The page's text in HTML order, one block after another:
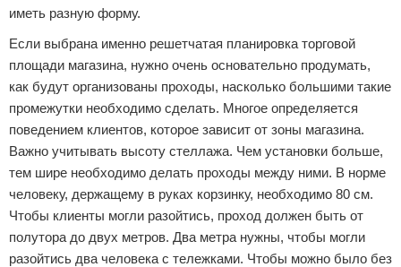
иметь разную форму.
Если выбрана именно решетчатая планировка торговой
площади магазина, нужно очень основательно продумать,
как будут организованы проходы, насколько большими такие
промежутки необходимо сделать. Многое определяется
поведением клиентов, которое зависит от зоны магазина.
Важно учитывать высоту стеллажа. Чем установки больше,
тем шире необходимо делать проходы между ними. В норме
человеку, держащему в руках корзинку, необходимо 80 см.
Чтобы клиенты могли разойтись, проход должен быть от
полутора до двух метров. Два метра нужны, чтобы могли
разойтись два человека с тележками. Чтобы можно было без